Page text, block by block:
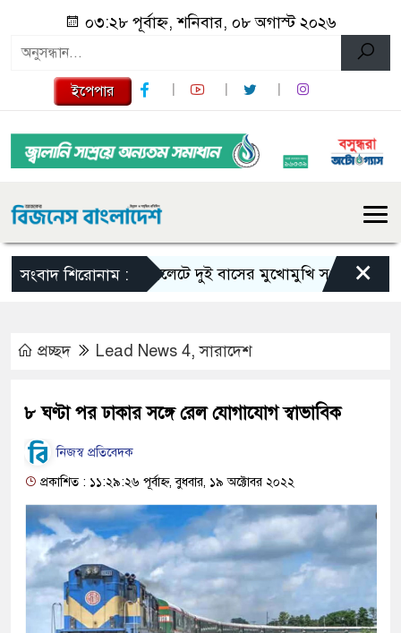
০৩:২৮ পূর্বাহ্ন, শনিবার, ০৮ অগাস্ট ২০২৬
ইপেপার
সংবাদ শিরোনাম :সিলেটে দুই বাসের মুখোমুখি সংঘর্ষে নিহত
×
প্রচ্ছদ Lead News 4,সারাদেশ
৮ ঘণ্টা পর ঢাকার সঙ্গে রেল যোগাযোগ স্বাভাবিক
নিজস্ব প্রতিবেদক
প্রকাশিত : ১১:২৯:২৬ পূর্বাহ্ন, বুধবার, ১৯ অক্টোবর ২০২২